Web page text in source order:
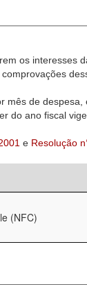
os
de
do ano fiscal
e Resolução
(NFC)